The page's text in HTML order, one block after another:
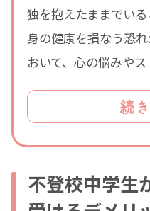
独を抱えたままでい
身の健康を損なう恐
おいて、心の悩みや
続
不登校中学生